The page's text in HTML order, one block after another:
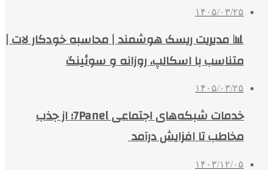
۱۴۰۵/۰۳/۲۵
📊 مدیریت ریسک هوشمند | محاسبه خودکار لات |
متناسب با اسکالپ، روزانه و سوئینگ
۱۴۰۵/۰۳/۲۵
خدمات شبکه‌های اجتماعی 7Panel؛ از جذب
مخاطب تا افزایش درآمد
۱۴۰۳/۱۲/۰۵